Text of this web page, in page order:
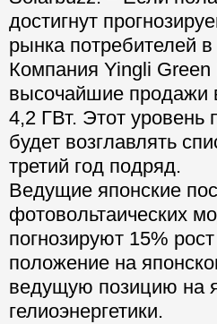
достигнут
рынка потребителей в
Компания Yingli Green
высочайшие продажи
4,2 ГВт. Этот уровень
будет возглавлять
третий год подряд.
Ведущие японские
фотовольтаических
погнозируют 15%
положение на
ведущую позицию на
гелиоэнергетики.